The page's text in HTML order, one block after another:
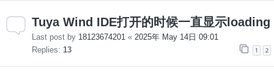
Tuya Wind IDE打开的时候一直显示loading
Last post by 18123674201 « 2025年 May 14日 09:01
Replies: 13 1 2